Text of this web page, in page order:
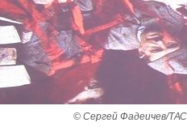
© Сергей Фадеичев/
Как найти своё место в
Кирилл Мурышев